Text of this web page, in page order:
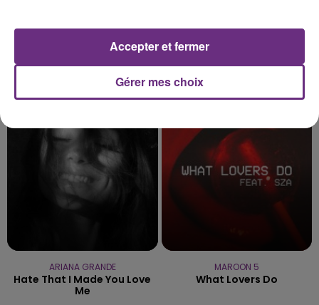
Training Season Mr Know It All
ARIANA GRANDE
Hate That I Made You Love
Me
MAROON 5
What Lovers Do
Gérer mes choix
Accepter et fermer